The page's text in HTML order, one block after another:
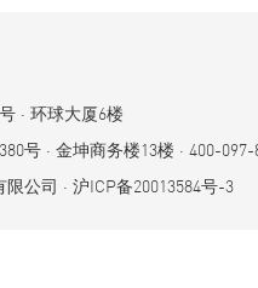
⋅ 环球大厦6楼
号 ⋅ 金坤商务楼13楼 ⋅ 400-097-
公司 ⋅ 沪ICP备20013584号-3